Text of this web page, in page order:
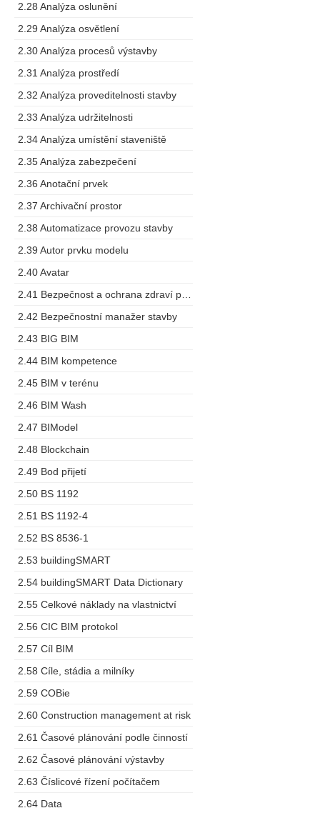
2.28 Analýza oslunění
2.29 Analýza osvětlení
2.30 Analýza procesů výstavby
2.31 Analýza prostředí
2.32 Analýza proveditelnosti stavby
2.33 Analýza udržitelnosti
2.34 Analýza umístění staveniště
2.35 Analýza zabezpečení
2.36 Anotační prvek
2.37 Archivační prostor
2.38 Automatizace provozu stavby
2.39 Autor prvku modelu
2.40 Avatar
2.42 Bezpečnostní manažer stavby
2.43 BIG BIM
2.44 BIM kompetence
2.45 BIM v terénu
2.46 BIM Wash
2.47 BIModel
2.48 Blockchain
2.49 Bod přijetí
2.50 BS 1192
2.51 BS 1192-4
2.52 BS 8536-1
2.53 buildingSMART
2.54 buildingSMART Data Dictionary
2.55 Celkové náklady na vlastnictví
2.56 CIC BIM protokol
2.57 Cíl BIM
2.58 Cíle, stádia a milníky
2.59 COBie
2.60 Construction management at risk
2.61 Časové plánování podle činností
2.62 Časové plánování výstavby
2.63 Číslicové řízení počítačem
2.64 Data